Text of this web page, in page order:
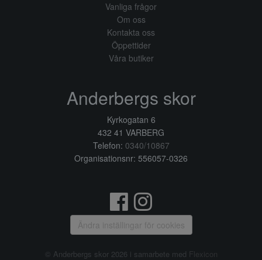
Vanliga frågor
Om oss
Kontakta oss
Öppettider
Våra butiker
Anderbergs skor
Kyrkogatan 6
432 41 VARBERG
Telefon: 0340/10867
Organisationsnr: 556057-0326
Ändra inställingar för cookies
© Anderbergs skor 2026 i samarbete med Flexicon